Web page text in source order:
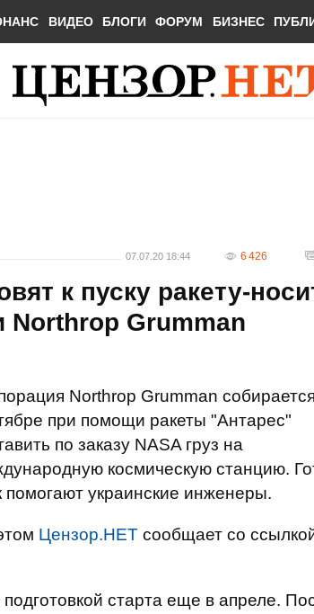
ВИДЕО БЛОГИ ФОРУМ БИЗНЕС
07.07.20 18:44 6 426
к пуску ракету-
Northrop Grumman
Northrop Grumman
при помощи ракеты "Антарес"
по заказу NASA груз на
космическую станцию.
помогают украинские инженеры.
Цензор.НЕТ сообщает со
старта еще в апреле.